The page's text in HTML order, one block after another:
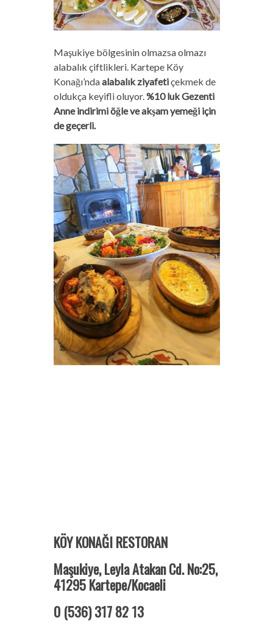
Maşukiye bölgesinin olmazsa olmazı
alabalık çiftlikleri. Kartepe Köy
Konağı’ndaalabalık ziyafetiçekmek de
oldukça keyifli oluyor. %10 luk Gezenti
Anne indirimi öğle ve akşam yemeği için
de geçerli.
KÖY KONAĞI RESTORAN
Maşukiye, Leyla Atakan Cd. No:25,
41295 Kartepe/Kocaeli
0 (536) 317 82 13